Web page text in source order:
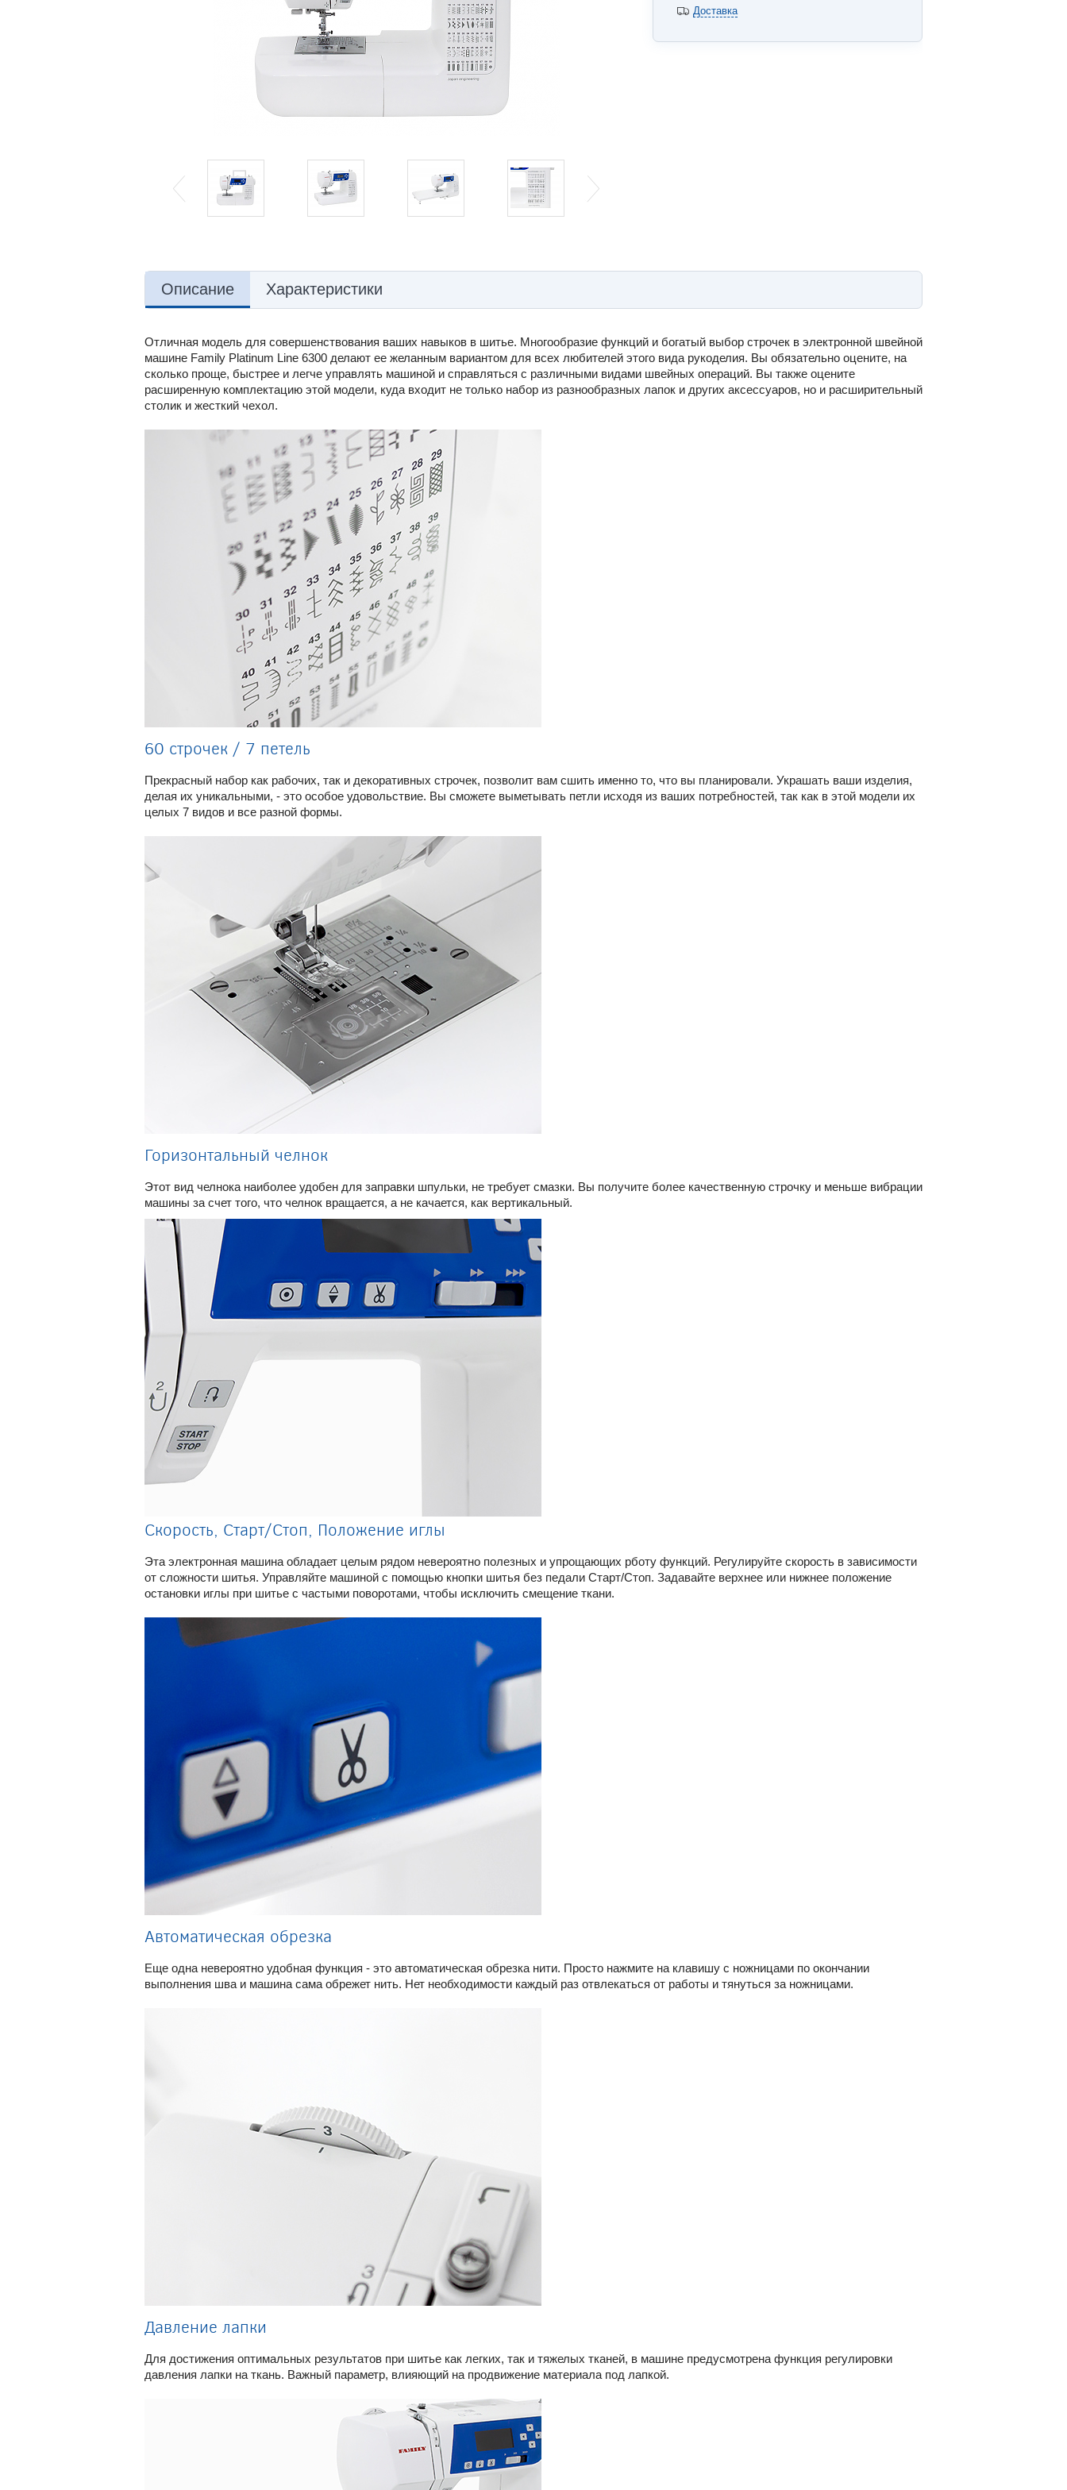
Доставка
Описание Характеристики
Отличная модель для совершенствования ваших навыков в шитье. Многообразие функций и богатый выбор строчек в электронной швейной
машине Family Platinum Line 6300 делают ее желанным вариантом для всех любителей этого вида рукоделия. Вы обязательно оцените, на
сколько проще, быстрее и легче управлять машиной и справляться с различными видами швейных операций. Вы также оцените
расширенную комплектацию этой модели, куда входит не только набор из разнообразных лапок и других аксессуаров, но и расширительный
столик и жесткий чехол.
60 строчек / 7 петель
Прекрасный набор как рабочих, так и декоративных строчек, позволит вам сшить именно то, что вы планировали. Украшать ваши изделия,
делая их уникальными, - это особое удовольствие. Вы сможете выметывать петли исходя из ваших потребностей, так как в этой модели их
целых 7 видов и все разной формы.
Горизонтальный челнок
Этот вид челнока наиболее удобен для заправки шпульки, не требует смазки. Вы получите более качественную строчку и меньше вибрации
машины за счет того, что челнок вращается, а не качается, как вертикальный.
Скорость, Старт/Стоп, Положение иглы
Эта электронная машина обладает целым рядом невероятно полезных и упрощающих рботу функций. Регулируйте скорость в зависимости
от сложности шитья. Управляйте машиной с помощью кнопки шитья без педали Старт/Стоп. Задавайте верхнее или нижнее положение
остановки иглы при шитье с частыми поворотами, чтобы исключить смещение ткани.
Автоматическая обрезка
Еще одна невероятно удобная функция - это автоматическая обрезка нити. Просто нажмите на клавишу с ножницами по окончании
выполнения шва и машина сама обрежет нить. Нет необходимости каждый раз отвлекаться от работы и тянуться за ножницами.
Давление лапки
Для достижения оптимальных результатов при шитье как легких, так и тяжелых тканей, в машине предусмотрена функция регулировки
давления лапки на ткань. Важный параметр, влияющий на продвижение материала под лапкой.